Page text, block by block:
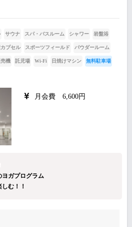
サウナ スパ・バスルーム シャワー 岩盤浴
プセル スポーツフィールド パウダールーム
機 託児場 Wi-Fi 日焼けマシン 無料駐車場
月会費 6,600円
ヨガプログラム
む！！